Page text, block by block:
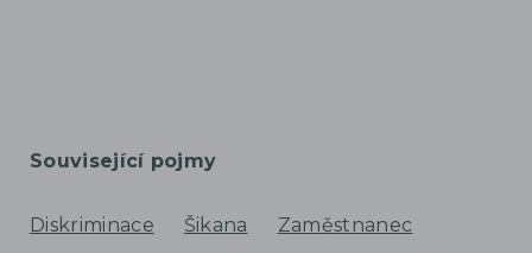
Související pojmy
Diskriminace Šikana Zaměstnanec